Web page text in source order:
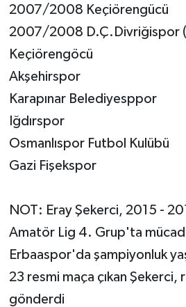
2007/2008 Keçiörengücü
2007/2008 D.Ç.Divriğispor
Keçiörengöcü
Akşehirspor
Karapınar Belediyesppor
Iğdırspor
Osmanlıspor Futbol Kulübü
Gazi Fişekspor
NOT: Eray Şekerci, 2015 -
Amatör Lig 4. Grup'ta
Erbaaspor'da şampiyonluk
23 resmi maça çıkan Şekerci,
gönderdi